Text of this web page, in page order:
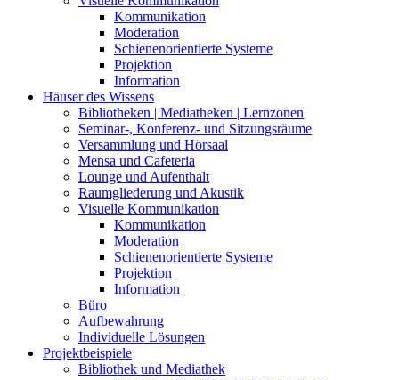
Kommunikation
Moderation
Schienenorientierte Systeme
Projektion
Information
Häuser des Wissens
Bibliotheken | Mediatheken | Lernzonen
Seminar-, Konferenz- und Sitzungsräume
Versammlung und Hörsaal
Mensa und Cafeteria
Lounge und Aufenthalt
Raumgliederung und Akustik
Visuelle Kommunikation
Kommunikation
Moderation
Schienenorientierte Systeme
Projektion
Information
Büro
Aufbewahrung
Individuelle Lösungen
Projektbeispiele
Bibliothek und Mediathek